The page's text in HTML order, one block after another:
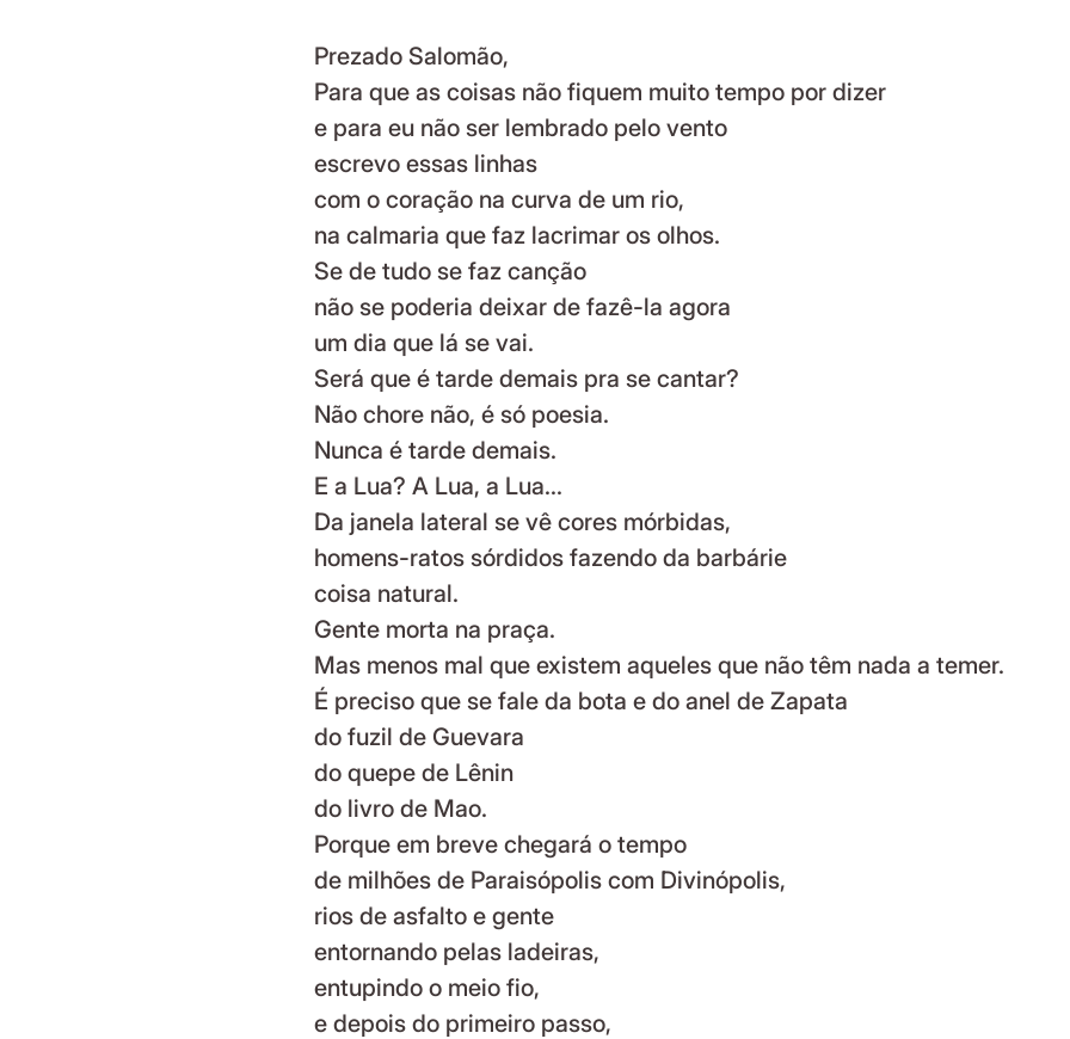
Prezado Salomão,
Para que as coisas não fiquem muito tempo por dizer
e para eu não ser lembrado pelo vento
escrevo essas linhas
com o coração na curva de um rio,
na calmaria que faz lacrimar os olhos.
Se de tudo se faz canção
não se poderia deixar de fazê-la agora
um dia que lá se vai.
Será que é tarde demais pra se cantar?
Não chore não, é só poesia.
Nunca é tarde demais.
E a Lua? A Lua, a Lua...
Da janela lateral se vê cores mórbidas,
homens-ratos sórdidos fazendo da barbárie
coisa natural.
Gente morta na praça.
Mas menos mal que existem aqueles que não têm nada a temer.
É preciso que se fale da bota e do anel de Zapata
do fuzil de Guevara
do quepe de Lênin
do livro de Mao.
Porque em breve chegará o tempo
de milhões de Paraisópolis com Divinópolis,
rios de asfalto e gente
entornando pelas ladeiras,
entupindo o meio fio,
e depois do primeiro passo,